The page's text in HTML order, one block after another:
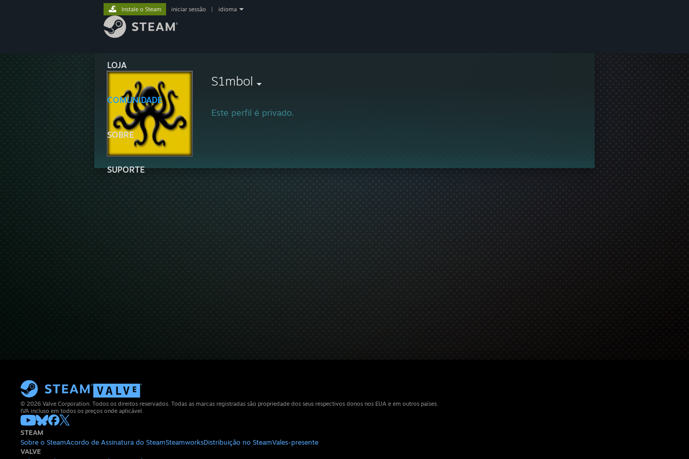
LOJA
COMUNIDADE
SOBRE
SUPORTE
Instale o Steam iniciar sessão idioma
S1mbol
Este perfil é privado.
© 2026 Valve Corporation. Todos os direitos reservados. Todas as marcas registradas são propriedade dos seus respectivos donos nos EUA e em outros países.
IVA incluso em todos os preços onde aplicável.
STEAM
Sobre o SteamAcordo de Assinatura do SteamSteamworksDistribuição no SteamVales-presente
VALVE